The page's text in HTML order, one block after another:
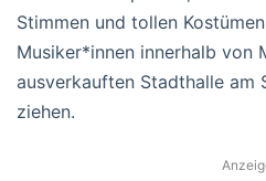
Stimmen und tollen
Musiker*innen innerhalb von
ausverkauften Stadthalle am
ziehen.